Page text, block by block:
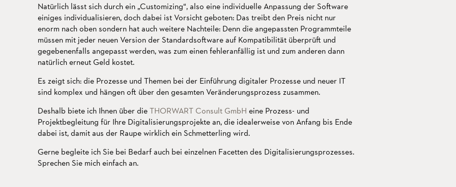
Natürlich lässt sich durch ein „Customizing“, also eine individuelle Anpassung der Software
einiges individualisieren, doch dabei ist Vorsicht geboten: Das treibt den Preis nicht nur
enorm nach oben sondern hat auch weitere Nachteile: Denn die angepassten Programmteile
müssen mit jeder neuen Version der Standardsoftware auf Kompatibilität überprüft und
gegebenenfalls angepasst werden, was zum einen fehleranfällig ist und zum anderen dann
natürlich erneut Geld kostet.
Es zeigt sich: die Prozesse und Themen bei der Einführung digitaler Prozesse und neuer IT
sind komplex und hängen oft über den gesamten Veränderungsprozess zusammen.
Deshalb biete ich Ihnen über dieTHORWART Consult GmbH eine Prozess- und
Projektbegleitung für Ihre Digitalisierungsprojekte an, die idealerweise von Anfang bis Ende
dabei ist, damit aus der Raupe wirklich ein Schmetterling wird.
Gerne begleite ich Sie bei Bedarf auch bei einzelnen Facetten des Digitalisierungsprozesses.
Sprechen Sie mich einfach an.